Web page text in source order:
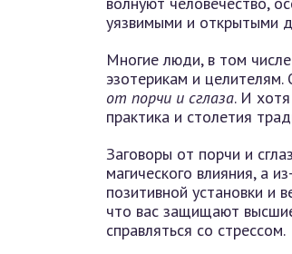
уязвимыми и открытыми
Многие люди, в том
эзотерикам и
от порчи и сглаза. И
практика и столетия
Заговоры от порчи и
магического влияния, а
позитивной установки и
что вас защищают
справляться со стрессом.